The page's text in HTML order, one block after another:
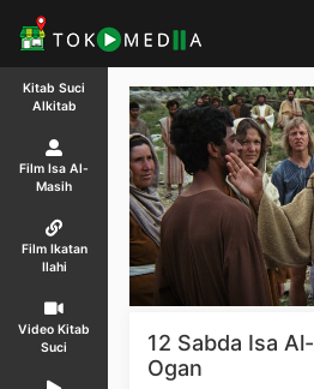
Kitab Suci
Alkitab
Film Isa Al-
Masih
Film Ikatan
Ilahi
Video Kitab
Suci
12 Sabda Isa
Ogan